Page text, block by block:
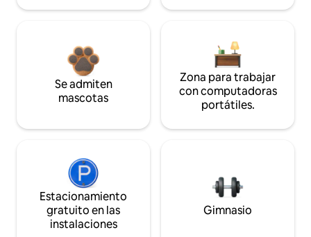
Se admiten
mascotas
Zona para trabajar
con computadoras
portátiles.
Estacionamiento
gratuito en las
instalaciones
Gimnasio